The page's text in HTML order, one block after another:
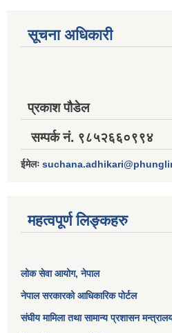
सूचना अधिकारी
प्रकाश पौडेल
सम्पर्क नं. ९८५२६६०९९४
ईमेलः
महत्वपूर्ण लिङ्कहरु
लोक सेवा आयोग, नेपाल
नेपाल सरकारको आधिकारिक पोर्टल
संघीय मामिला तथा सामान्य प्रशासन